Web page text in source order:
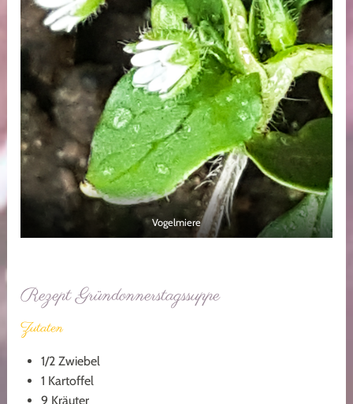
Vogelmiere
Rezept Gründonnerstagssuppe
Zutaten
1/2 Zwiebel
1 Kartoffel
9 Kräuter